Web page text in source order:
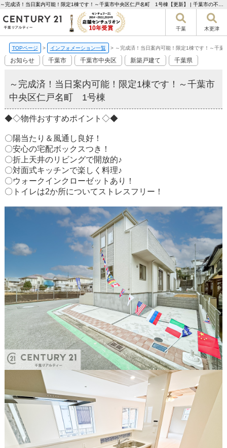
千葉 木更津
TOPページ > インフォメーション一覧 > ～完成済！当日案内可能！限定1棟です！～千
お知らせ 千葉市 千葉市中央区 新築戸建て 千葉県
～完成済！当日案内可能！限定1棟です！～千葉市
中央区仁戸名町 1号棟
◆◇物件おすすめポイント◇◆
〇陽当たり＆風通し良好！
〇安心の宅配ボックスつき！
〇折上天井のリビングで開放的♪
〇対面式キッチンで楽しく料理♪
〇ウォークインクローゼットあり！
〇トイレは2か所についてストレスフリー！